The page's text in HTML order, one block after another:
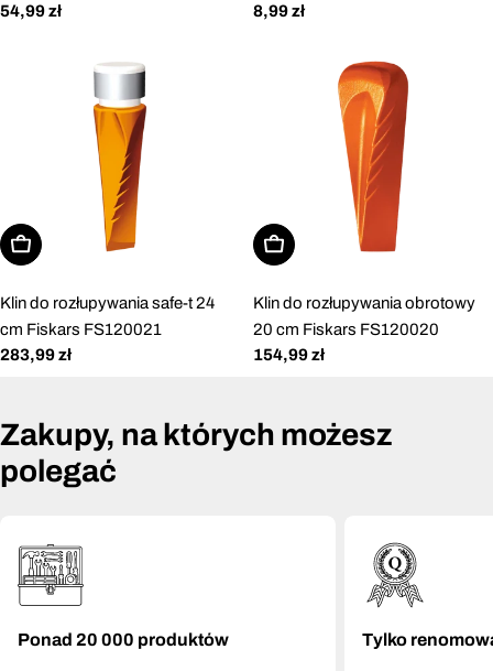
Cena
54,99 zł
Cena
8,99 zł
Dodaj do koszyka
Klin do rozłupywania safe-t 24
cm Fiskars FS120021
Cena
283,99 zł
Dodaj do koszyka
Klin do rozłupywania obrotowy
20 cm Fiskars FS120020
Cena
154,99 zł
Zakupy, na których możesz
polegać
Ponad 20 000 produktów Tylko